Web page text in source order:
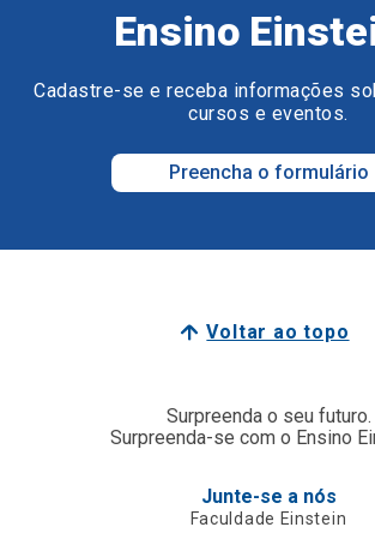
Ensino
Cadastre-se e receba informações
cursos e eventos.
Preencha o formulário
Voltar ao topo
Surpreenda o seu futuro.
Surpreenda-se com o Ensino
Junte-se a nós
Faculdade Einstein